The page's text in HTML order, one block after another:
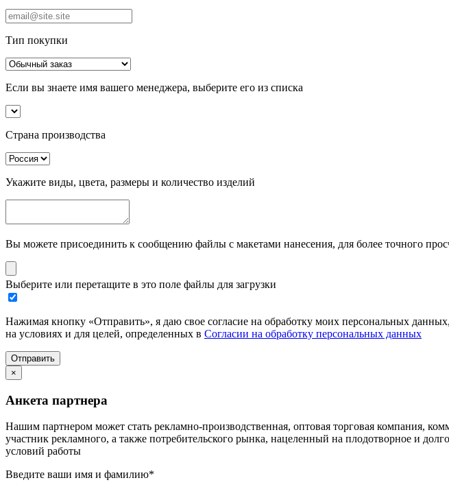
Тип покупки
Если вы знаете имя вашего менеджера, выберите его из списка
Страна производства
Укажите виды, цвета, размеры и количество изделий
Вы можете присоединить к сообщению файлы с макетами нанесения, для более точного
Выберите или перетащите в это поле файлы для загрузки
Нажимая кнопку «Отправить», я даю свое согласие на обработку моих персональных
на условиях и для целей, определенных в Согласии на обработку персональных данных
Отправить
×
Анкета партнера
Нашим партнером может стать рекламно-производственная, оптовая торговая компания,
участник рекламного, а также потребительского рынка, нацеленный на плодотворное и
условий работы
Введите ваши имя и фамилию*